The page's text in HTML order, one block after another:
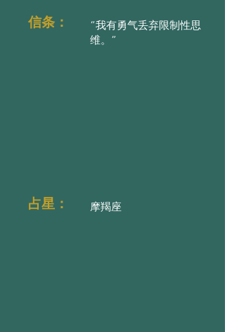
信条：
“我有勇气丢弃限制性思
维。”
占星： 摩羯座